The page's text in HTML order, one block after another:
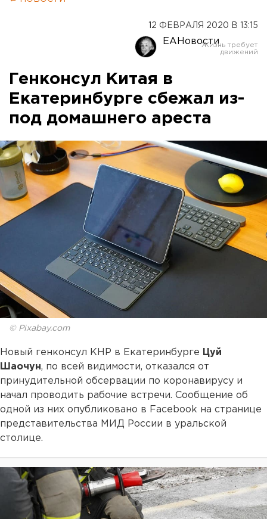
12 ФЕВРАЛЯ 2020 В 13:15
ЕАНовости
Генконсул Китая в
Екатеринбурге сбежал из-
под домашнего ареста
© Pixabay.com
Новый генконсул КНР в Екатеринбурге Цуй
Шаочун, по всей видимости, отказался от
принудительной обсервации по коронавирусу и
начал проводить рабочие встречи. Сообщение об
одной из них опубликовано в Facebook на странице
представительства МИД России в уральской
столице.